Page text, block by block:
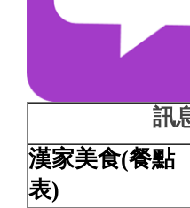
訊
漢家美食(餐點
表)